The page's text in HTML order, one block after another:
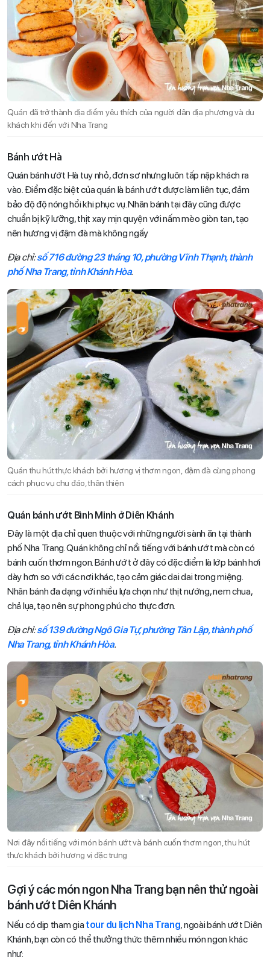
Quán đã trở thành địa điểm yêu thích của người dân địa phương và du
khách khi đến với Nha Trang
Bánh ướt Hà
Quán bánh ướt Hà tuy nhỏ, đơn sơ nhưng luôn tấp nập khách ra
vào. Điểm đặc biệt của quán là bánh ướt được làm liên tục, đảm
bảo độ độ nóng hổi khi phục vụ. Nhân bánh tại đây cũng được
chuẩn bị kỹ lưỡng, thịt xay mịn quyện với nấm mèo giòn tan, tạo
nên hương vị đậm đà mà không ngấy
Địa chỉ:số 716 đường 23 tháng 10, phường Vĩnh Thạnh, thành
phố Nha Trang, tỉnh Khánh Hòa.
Quán thu hút thực khách bởi hương vị thơm ngon, đậm đà cùng phong
cách phục vụ chu đáo, thân thiện
Quán bánh ướt Bình Minh ở Diên Khánh
Đây là một địa chỉ quen thuộc với những người sành ăn tại thành
phố Nha Trang. Quán không chỉ nổi tiếng với bánh ướt mà còn có
bánh cuốn thơm ngon. Bánh ướt ở đây có đặc điểm là lớp bánh hơi
dày hơn so với các nơi khác, tạo cảm giác dai dai trong miệng.
Nhân bánh đa dạng với nhiều lựa chọn như thịt nướng, nem chua,
chả lụa, tạo nên sự phong phú cho thực đơn.
Địa chỉ:số 139 đường Ngô Gia Tự, phường Tân Lập, thành phố
Nha Trang, tỉnh Khánh Hòa.
Nơi đây nổi tiếng với món bánh ướt và bánh cuốn thơm ngon, thu hút
thực khách bởi hương vị đặc trưng
Gợi ý các món ngon Nha Trang bạn nên thử ngoài
bánh ướt Diên Khánh
Nếu có dịp tham gia tour du lịch Nha Trang, ngoài bánh ướt Diên
Khánh, bạn còn có thể thưởng thức thêm nhiều món ngon khác
như: